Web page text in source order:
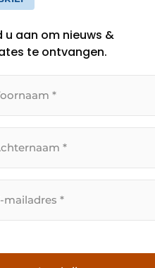
u aan om nieuws &
te ontvangen.